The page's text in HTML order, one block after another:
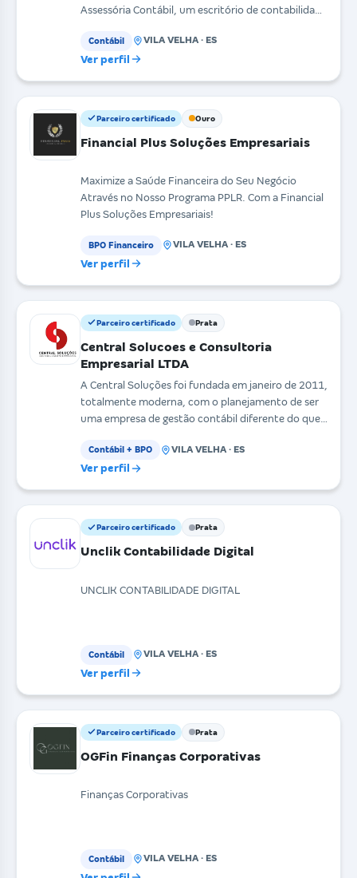
Assessória Contábil, um escritório de contabilidade
Contábil VILA VELHA · ES
Ver perfil
Parceiro certificado Ouro
Financial Plus Soluções Empresariais
Maximize a Saúde Financeira do Seu Negócio
Através no Nosso Programa PPLR. Com a Financial
Plus Soluções Empresariais!
BPO Financeiro VILA VELHA · ES
Ver perfil
Parceiro certificado Prata
Central Solucoes e Consultoria
Empresarial LTDA
A Central Soluções foi fundada em janeiro de 2011,
totalmente moderna, com o planejamento de ser
uma empresa de gestão contábil diferente do que
Contábil + BPO VILA VELHA · ES
Ver perfil
Parceiro certificado Prata
Unclik Contabilidade Digital
UNCLIK CONTABILIDADE DIGITAL
Contábil VILA VELHA · ES
Ver perfil
Parceiro certificado Prata
OGFin Finanças Corporativas
Finanças Corporativas
Contábil VILA VELHA · ES